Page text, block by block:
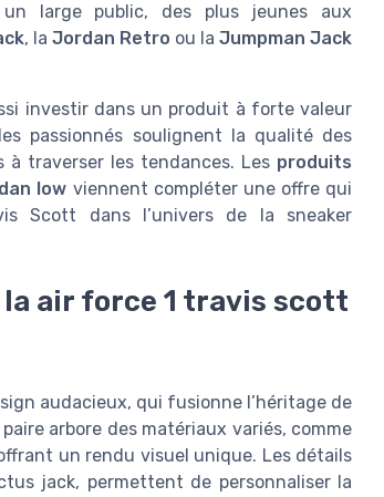
large public, des plus jeunes aux
, la Jordan Retro ou la Jumpman Jack
investir dans un produit à forte valeur
passionnés soulignent la qualité des
à traverser les tendances. Les produits
low viennent compléter une offre qui
Scott dans l’univers de la sneaker
air force 1 travis scott
audacieux, qui fusionne l’héritage de
arbore des matériaux variés, comme
un rendu visuel unique. Les détails
jack, permettent de personnaliser la